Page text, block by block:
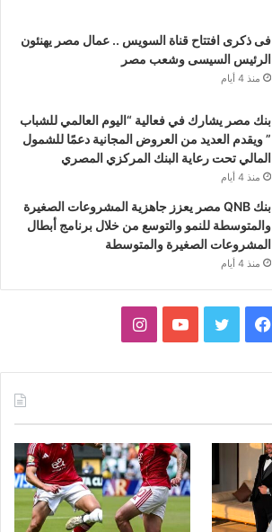
فى ذكرى افتتاح قناة السويس .. عمال مصر يهنئون
الرئيس السيسى وشعب مصر
منذ 4 أيام
بنك مصر يشارك في فعالية “اليوم العالمي للشباب
” ويقدم العديد من العروض المجانية دعمًا للشمول
المالي تحت رعاية البنك المركزي المصري
منذ 4 أيام
بنك QNB مصر يعزز جاهزية المشروعات الصغيرة
والمتوسطة للنمو والتوسع من خلال برنامج أبطال
المشروعات الصغيرة والمتوسطة
منذ 4 أيام
فيسبوك تويتر يوتيوبانستقرام